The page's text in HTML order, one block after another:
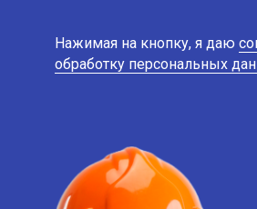
Нажимая на кнопку, я даю
обработку персональных